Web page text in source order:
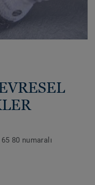
80 numaralı